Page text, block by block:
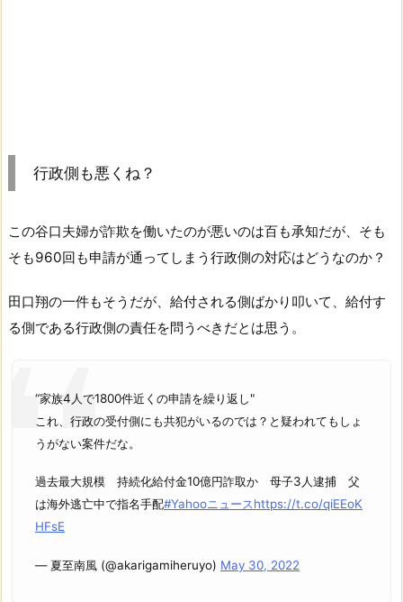
行政側も悪くね？
この谷口夫婦が詐欺を働いたのが悪いのは百も承知だが、そも
そも960回も申請が通ってしまう行政側の対応はどうなのか？
田口翔の一件もそうだが、給付される側ばかり叩いて、給付す
る側である行政側の責任を問うべきだとは思う。
“家族4人で1800件近くの申請を繰り返し"
これ、行政の受付側にも共犯がいるのでは？と疑われてもしょ
うがない案件だな。
過去最大規模 持続化給付金10億円詐取か 母子3人逮捕 父
は海外逃亡中で指名手配#Yahooニュースhttps://t.co/qiEEoK
HFsE
— 夏至南風 (@akarigamiheruyo) May 30, 2022